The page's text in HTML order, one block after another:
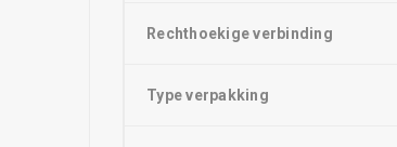
Rechthoekige verbinding
Type verpakking